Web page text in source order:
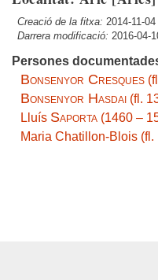
Creació de la fitxa: 2014-11-04
Darrera modificació: 2016-04-
Persones
Bonsenyor Cresques
Bonsenyor Hasdai (fl.
Lluís Saporta (1460 –
Maria Chatillon-Blois (fl.